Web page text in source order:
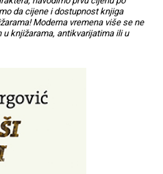
da cijene i dostupnost knjiga
Moderna vremena više se ne
knjižarama, antikvarijatima ili u